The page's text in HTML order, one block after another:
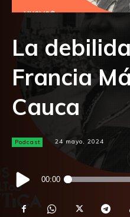
La
Francia
Cauca
Podcast 24 mayo, 2024
Reproductor
de
00:00